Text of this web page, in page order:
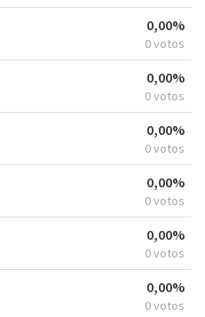
0,00%
0 votos
0,00%
0 votos
0,00%
0 votos
0,00%
0 votos
0,00%
0 votos
0,00%
0 votos